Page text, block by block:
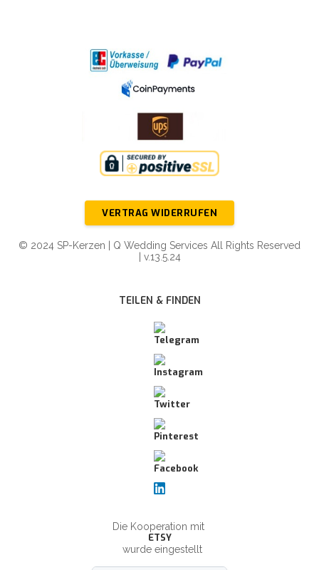
VERTRAG WIDERRUFEN
© 2024 SP-Kerzen | Q Wedding Services All Rights Reserved
| v.13.5.24
TEILEN & FINDEN
Die Kooperation mit
ETSY
wurde eingestellt